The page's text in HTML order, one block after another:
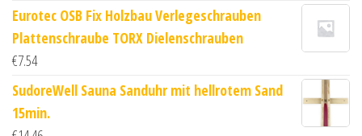
Eurotec OSB Fix Holzbau Verlegeschrauben
Plattenschraube TORX Dielenschrauben
€7.54
SudoreWell Sauna Sanduhr mit hellrotem Sand
15min.